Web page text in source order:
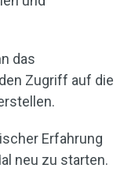
das
Zugriff auf die
Erfahrung
neu zu starten.